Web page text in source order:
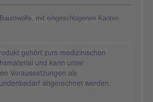
mit eingeschlagenen Kanten
gehört zum medizinischen
und kann unter
Voraussetzungen als
abgerechnet werden.